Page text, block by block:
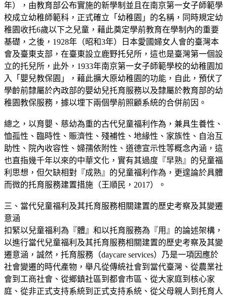
年），由教育部公布實施的新學制並且在南京第一女子師範學
校成立幼稚師範科，正式確立「幼稚園」的名稱，同時規定幼
稚園收托6歲以下之兒童，藉此奠定學前教育在學制內的重要
基礎，之後，1928年（昭和3年）日本愛國婦女人會的臺灣本
會及臺東支部，在臺東設立鹿野托兒所，這也是臺灣第一個設
立的托兒所，此外，1933年南京第一女子師範學校的幼稚園加
入「嬰兒教保園」，藉此擴大原幼稚園的功能，自此，預伏了
學齡前隸屬於內政部的嬰幼兒托育服務以及隸屬於教育部的幼
稚園教保服務，據以埋下兩個學前照顧系統的合併前因。
總之，以育嬰、慈幼為重的古代兒童福利作為，兼具生養性、
恤孤性、臨時性、賑濟性、殘補性、地緣性、家族性、自治互
助性、院內收容性、婦孺依附性、道德宣示性等概念內涵，這
也直指幾千年以來的中華文化，實有其過度『早熟』的兒童福
利思想，但欠缺相對『成熟』的兒童福利作為，更遑論於具體
而微的托育服務建置措施（王順民，2017）。
三、當代兒童福利及其托育服務相關建置的歷史考察及其變遷
意涵
扣緊以兒童福利為『體』和以托育服務為『用』的論述架構，
以進行當代兒童福利及其托育服務相關建置的歷史考察及其變
遷意涵，誠然，托育服務（daycare services）乃是一項因應於
社會變遷的時代產物，舉凡從傳統社會到當代臺灣、從農業社
會到工商社會、從鄉鎮社區到都會市區、從大家庭到核心家
庭、從非正式支持系統到正式支持系統、從父母親人到托育人